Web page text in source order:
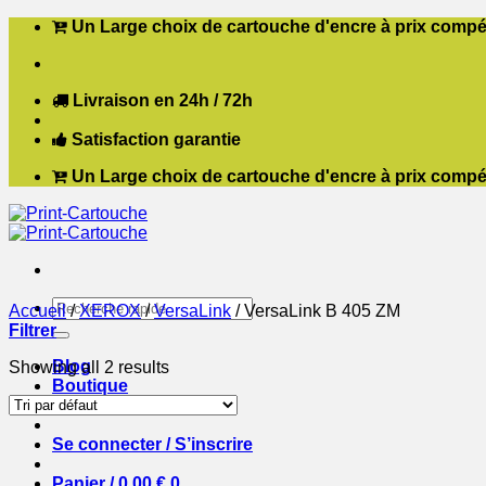
Passer
contenu
Un Large choix de cartouche d'encre à prix
Livraison en 24h / 72h
Satisfaction garantie
Un Large choix de cartouche d'encre à prix
Recherche
pour :
Blog
Boutique
Contact
Se connecter / S’inscrire
Accueil / XEROX / VersaLink /VersaLink B 405 ZM
Filtrer
Showing all 2 results